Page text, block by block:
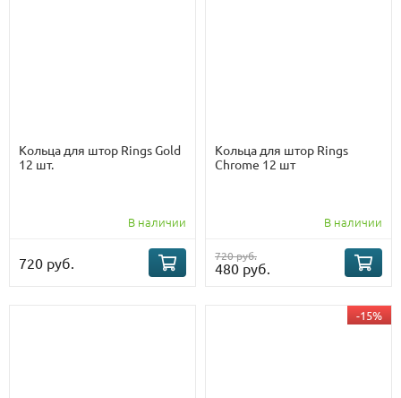
Кольца для штор Rings Gold
12 шт.
В наличии
720 руб.
Кольца для штор Rings
Chrome 12 шт
В наличии
720 руб.
480 руб.
-15%